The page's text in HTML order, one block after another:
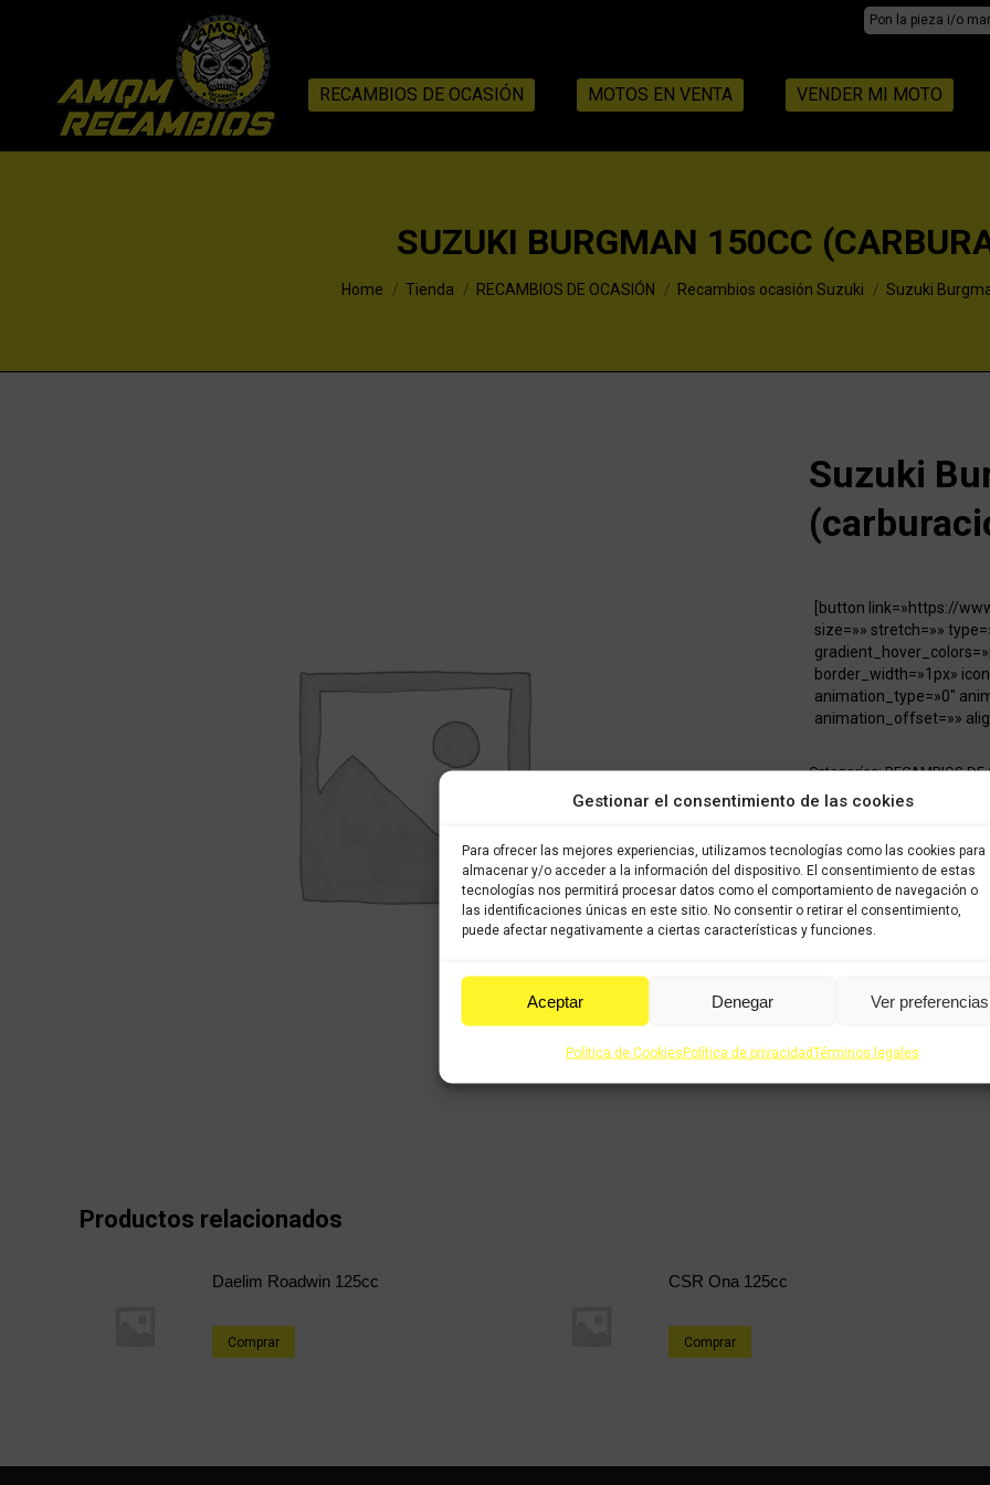
Gestionar el consentimiento de las cookies
Para ofrecer las mejores experiencias, utilizamos tecnologías como las cookies para
almacenar y/o acceder a la información del dispositivo. El consentimiento de estas
tecnologías nos permitirá procesar datos como el comportamiento de navegación o
las identificaciones únicas en este sitio. No consentir o retirar el consentimiento,
puede afectar negativamente a ciertas características y funciones.
Aceptar Denegar Ver preferencias
Política de CookiesPolítica de privacidadTérminos legales
Search:
RECAMBIOS DE OCASIÓN MOTOS EN VENTA VENDER MI MOTO
SUZUKI BURGMAN 150CC
You are here:
Home Tienda RECAMBIOS DE OCASIÓN Recambios ocasión Suzuki Suzuki
Suzuki
[button link=»https://
size=»» stretch=»»
border_width=»1px»
animation_type=»0″
animation_offset=»»
Categorías:RECAMBIOS DE
Share
on
Share
on
Share
on
Productos relacionados
Daelim Roadwin 125cc
Comprar
CSR Ona 125cc
Comprar